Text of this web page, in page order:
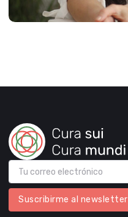
Suscribirme al newsletter